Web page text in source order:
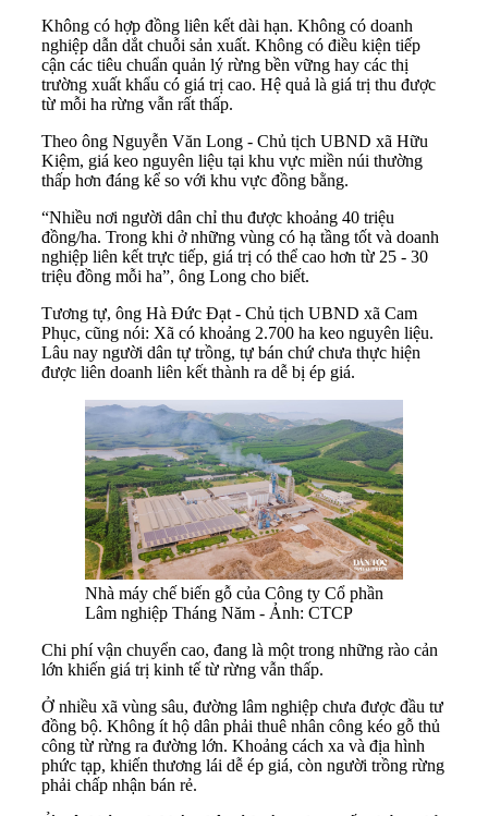
Không có hợp đồng liên kết dài hạn. Không có doanh
nghiệp dẫn dắt chuỗi sản xuất. Không có điều kiện tiếp
cận các tiêu chuẩn quản lý rừng bền vững hay các thị
trường xuất khẩu có giá trị cao. Hệ quả là giá trị thu được
từ mỗi ha rừng vẫn rất thấp.
Theo ông Nguyễn Văn Long - Chủ tịch UBND xã Hữu
Kiệm, giá keo nguyên liệu tại khu vực miền núi thường
thấp hơn đáng kể so với khu vực đồng bằng.
“Nhiều nơi người dân chỉ thu được khoảng 40 triệu
đồng/ha. Trong khi ở những vùng có hạ tầng tốt và doanh
nghiệp liên kết trực tiếp, giá trị có thể cao hơn từ 25 - 30
triệu đồng mỗi ha”, ông Long cho biết.
Tương tự, ông Hà Đức Đạt - Chủ tịch UBND xã Cam
Phục, cũng nói: Xã có khoảng 2.700 ha keo nguyên liệu.
Lâu nay người dân tự trồng, tự bán chứ chưa thực hiện
được liên doanh liên kết thành ra dễ bị ép giá.
Nhà máy chế biến gỗ của Công ty Cổ phần
Lâm nghiệp Tháng Năm - Ảnh: CTCP
Chi phí vận chuyển cao, đang là một trong những rào cản
lớn khiến giá trị kinh tế từ rừng vẫn thấp.
Ở nhiều xã vùng sâu, đường lâm nghiệp chưa được đầu tư
đồng bộ. Không ít hộ dân phải thuê nhân công kéo gỗ thủ
công từ rừng ra đường lớn. Khoảng cách xa và địa hình
phức tạp, khiến thương lái dễ ép giá, còn người trồng rừng
phải chấp nhận bán rẻ.